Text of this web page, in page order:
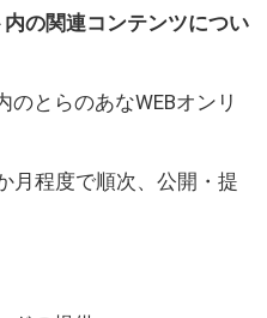
の関連コンテンツについ
のとらのあなWEBオンリ
月程度で順次、公開・提